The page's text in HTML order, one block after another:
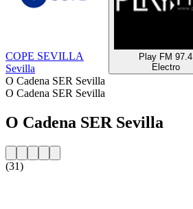
COPE SEVILLA
Sevilla
Play FM 97.4
Electro
O Cadena SER Sevilla
O Cadena SER Sevilla
O Cadena SER Sevilla
(31)